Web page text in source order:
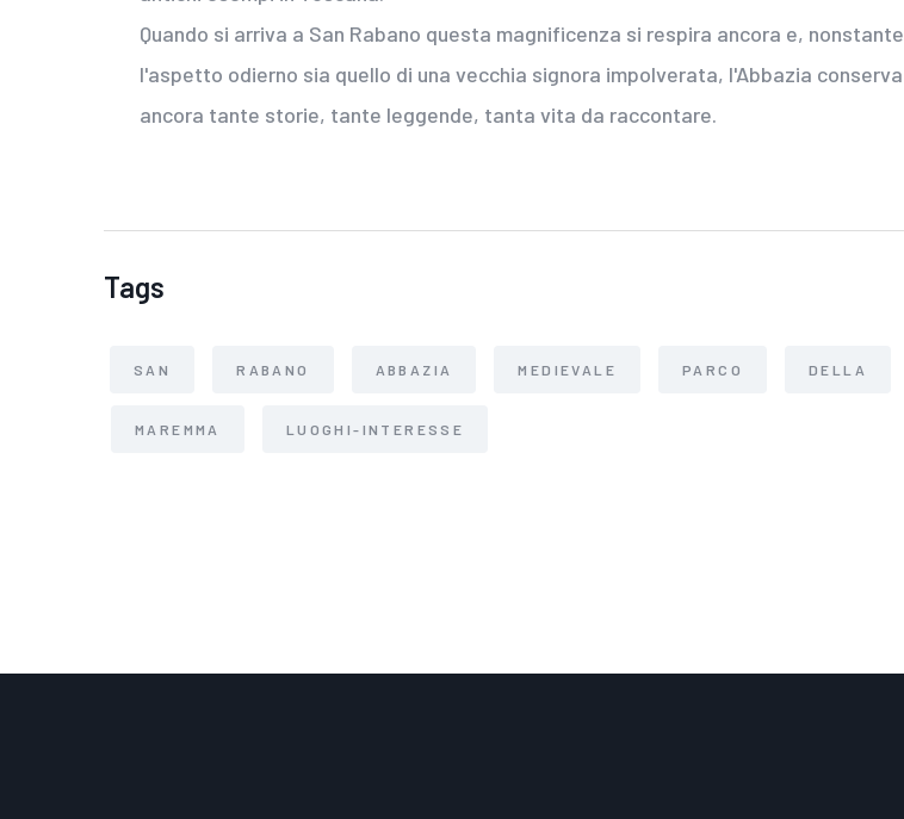
Quando si arriva a San Rabano questa magnificenza si respira ancora e, nonstante
l'aspetto odierno sia quello di una vecchia signora impolverata, l'Abbazia conserva
ancora tante storie, tante leggende, tanta vita da raccontare.
Tags
SAN RABANO ABBAZIA MEDIEVALE PARCO DELLA
MAREMMA LUOGHI-INTERESSE